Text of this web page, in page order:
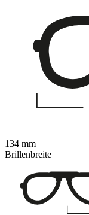
134 mm
Brillenbreite